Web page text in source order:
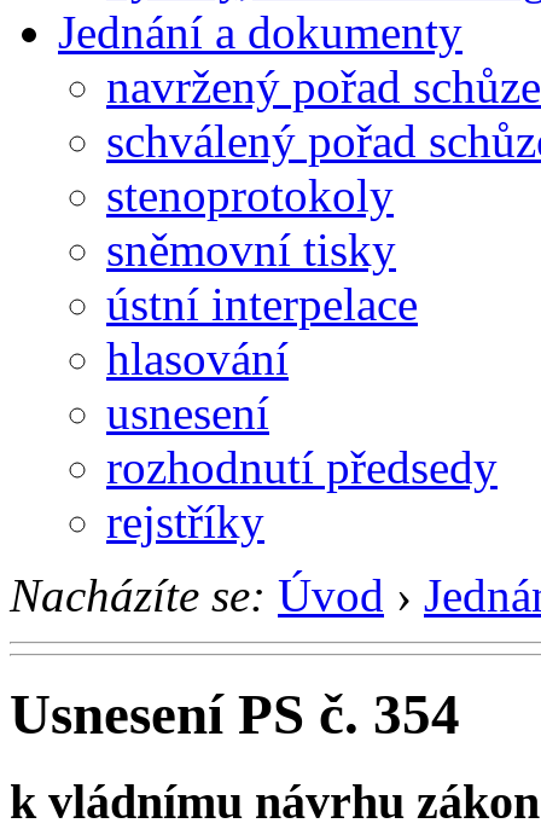
Jednání a dokumenty
navržený pořad schůze
schválený pořad
stenoprotokoly
sněmovní tisky
ústní interpelace
hlasování
usnesení
rozhodnutí předsedy
rejstříky
Nacházíte se: Úvod ›
Usnesení PS č. 354
k vládnímu návrhu